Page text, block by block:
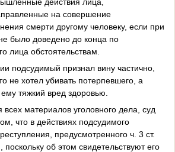
на совершение
смерти другому человеку, если при
было доведено до конца по
лица обстоятельствам.
подсудимый признал вину частично,
не хотел убивать потерпевшего, а
тяжкий вред здоровью.
материалов уголовного дела, суд
что в действиях подсудимого
предусмотренного ч. 3 ст.
об этом свидетельствуют его